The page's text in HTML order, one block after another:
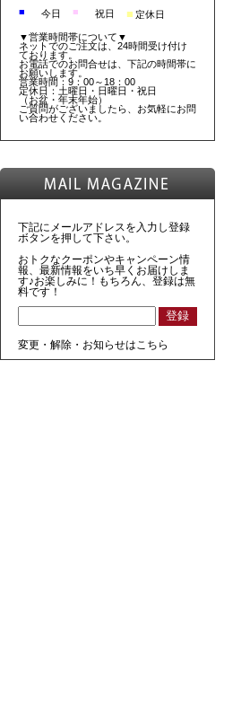
■ 今日 ■ 祝日 ■ 定休日
▼営業時間帯について▼
ネットでのご注文は、24時間受け付け
ております。
お電話でのお問合せは、下記の時間帯に
お願いします。
営業時間：9：00～18：00
定休日：土曜日・日曜日・祝日
（お盆・年末年始）
ご質問がございましたら、お気軽にお問
い合わせください。
下記にメールアドレスを入力し登録
ボタンを押して下さい。
おトクなクーポンやキャンペーン情
報、最新情報をいち早くお届けしま
す♪お楽しみに！もちろん、登録は無
料です！
変更・解除・お知らせはこちら